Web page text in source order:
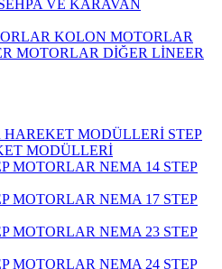
VE KARAVAN
KOLON MOTORLAR
DİĞER LİNEER
STEP
MODÜLLERİ
NEMA 14 STEP
NEMA 17 STEP
NEMA 23 STEP
NEMA 24 STEP